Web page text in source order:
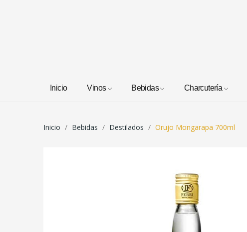
Inicio Vinos Bebidas Charcutería
Inicio Bebidas Destilados Orujo Mongarapa 700ml